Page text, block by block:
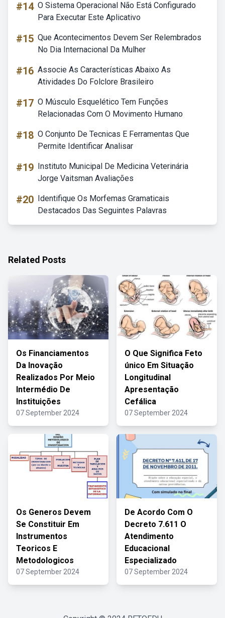
#14 O Sistema Operacional Não Está Configurado
Para Executar Este Aplicativo
#15 Que Acontecimentos Devem Ser Relembrados
No Dia Internacional Da Mulher
#16 Associe As Características Abaixo As
Atividades Do Folclore Brasileiro
#17 O Músculo Esquelético Tem Funções
Relacionadas Com O Movimento Humano
#18 O Conjunto De Tecnicas E Ferramentas Que
Permite Identificar Analisar
#19 Instituto Municipal De Medicina Veterinária
Jorge Vaitsman Avaliações
#20 Identifique Os Morfemas Gramaticais
Destacados Das Seguintes Palavras
Related Posts
Os Financiamentos
Da Inovação
Realizados Por Meio
Intermédio De
Instituições
07 September 2024
O Que Significa Feto
único Em Situação
Longitudinal
Apresentação
Cefálica
07 September 2024
Os Generos Devem
Se Constituir Em
Instrumentos
Teoricos E
Metodologicos
07 September 2024
De Acordo Com O
Decreto 7.611 O
Atendimento
Educacional
Especializado
07 September 2024